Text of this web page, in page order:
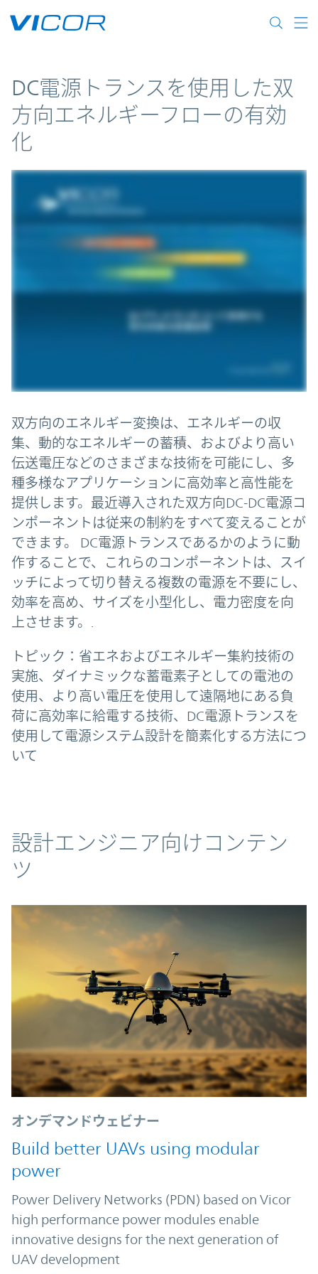
DC電源トランスを使用した双
方向エネルギーフローの有効
化
双方向のエネルギー変換は、エネルギーの収
集、動的なエネルギーの蓄積、およびより高い
伝送電圧などのさまざまな技術を可能にし、多
種多様なアプリケーションに高効率と高性能を
提供します。最近導入された双方向DC-DC電源コ
ンポーネントは従来の制約をすべて変えることが
できます。 DC電源トランスであるかのように動
作することで、これらのコンポーネントは、スイ
ッチによって切り替える複数の電源を不要にし、
効率を高め、サイズを小型化し、電力密度を向
上させます。.
トピック：省エネおよびエネルギー集約技術の
実施、ダイナミックな蓄電素子としての電池の
使用、より高い電圧を使用して遠隔地にある負
荷に高効率に給電する技術、DC電源トランスを
使用して電源システム設計を簡素化する方法につ
いて
コンテンツ
設計エンジニア向けコンテン
ツ
オンデマンドウェビナー
Build better UAVs using modular
power
Power Delivery Networks (PDN) based on Vicor
high performance power modules enable
innovative designs for the next generation of
UAV development